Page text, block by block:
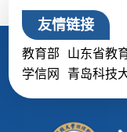
友情链接
教育部 山东省教
学信网
青岛科技